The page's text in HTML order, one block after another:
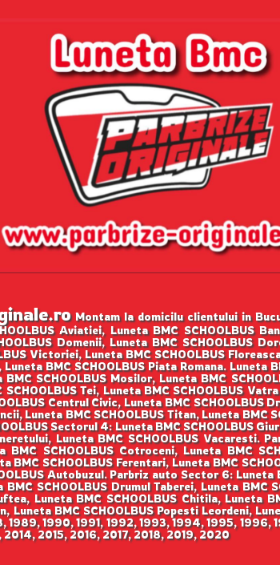
Montam la domicilu clientului in
Aviatiei, Luneta BMC SCHOOLBUS
Domenii, Luneta BMC SCHOOLBUS
Victoriei, Luneta BMC SCHOOLBUS
Luneta BMC SCHOOLBUS Piata Romana.
BMC SCHOOLBUS Mosilor, Luneta BMC
Tei, Luneta BMC SCHOOLBUS
Centrul Civic, Luneta BMC SCHOOLBUS
Luneta BMC SCHOOLBUS Titan, Luneta BMC
Sectorul 4: Luneta BMC SCHOOLBUS
Luneta BMC SCHOOLBUS Vacaresti.
BMC SCHOOLBUS Cotroceni, Luneta BMC
BMC SCHOOLBUS Ferentari, Luneta BMC
Autobuzul. Parbriz auto Sector 6: Luneta
BMC SCHOOLBUS Drumul Taberei, Luneta
Luneta BMC SCHOOLBUS Chitila, Luneta
Luneta BMC SCHOOLBUS Popesti Leordeni,
1989, 1990, 1991, 1992, 1993, 1994, 1995,
2014, 2015, 2016, 2017, 2018, 2019, 2020